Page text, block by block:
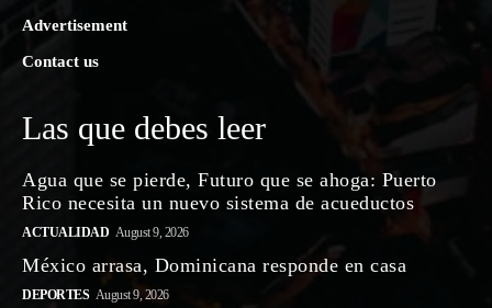
Advertisement
Contact us
Las que debes leer
Agua que se pierde, Futuro que se ahoga: Puerto
Rico necesita un nuevo sistema de acueductos
ACTUALIDAD August 9, 2026
México arrasa, Dominicana responde en casa
DEPORTES August 9, 2026